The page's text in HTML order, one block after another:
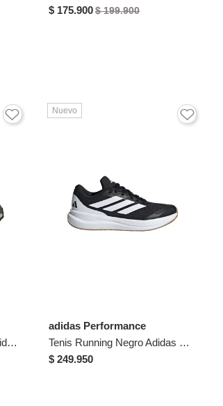
$ 175.900$ 199.900
Tenis Senderismo Verde Adidas Terrex Anylander Niños
Nuevo
adidas Performance
Tenis Running Negro Adidas Runfalcon 6 Niños
$ 249.950